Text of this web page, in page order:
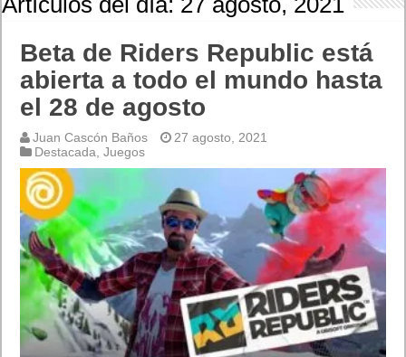
Beta de Riders Republic está
abierta a todo el mundo hasta
el 28 de agosto
Juan Cascón Baños
27 agosto, 2021
Destacada ,Juegos